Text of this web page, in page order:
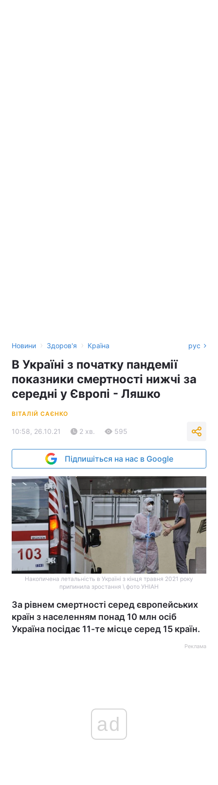
Новини › Здоров'я › Країна рус
В Україні з початку пандемії
показники смертності нижчі за
середні у Європі - Ляшко
ВІТАЛІЙ САЄНКО
10:58, 26.10.21 2 хв. 595
Підпишіться на нас в Google
Накопичена летальність в Україні з кінця травня 2021 року
припинила зростання \ фото УНІАН
За рівнем смертності серед європейських
країн з населенням понад 10 млн осіб
Україна посідає 11-те місце серед 15 країн.
Реклама
ad